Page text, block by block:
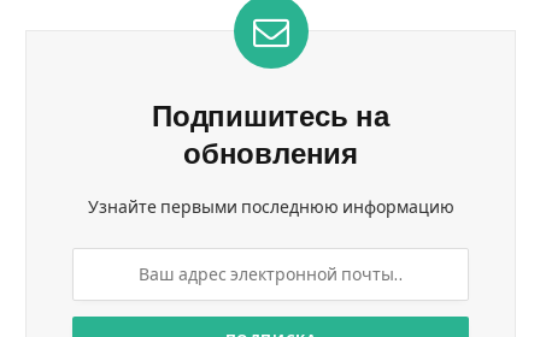
Подпишитесь на
обновления
Узнайте первыми последнюю информацию